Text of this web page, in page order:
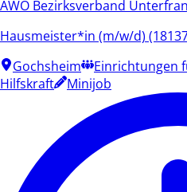
AWO Bezirksverband
Hausmeister*in (m/w/d)
Gochsheim
Einrichtungen
Hilfskraft
Minijob